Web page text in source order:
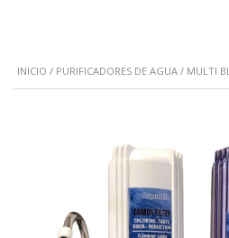
INICIO / PURIFICADORES DE AGUA / MULTI